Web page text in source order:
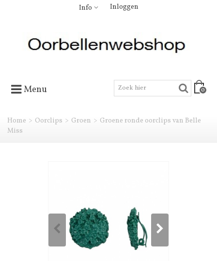
Info Inloggen
Menu 0
Home > Oorclips > Groen > Groene ronde oorclips van Belle
Miss